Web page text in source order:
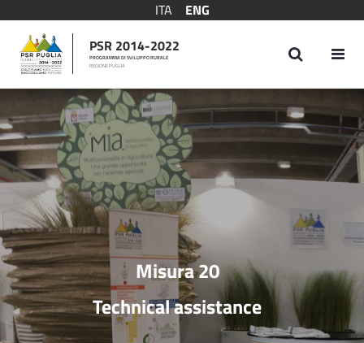
ITA
ENG
PSR 2014-2022
PROGRAMMA DI SVILUPPO RURALE
REGIONE PUGLIA
Measure 20
Misura 20
Technical assistance